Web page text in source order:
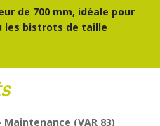
de 700 mm, idéale pour
les bistrots de taille
(VAR 83)